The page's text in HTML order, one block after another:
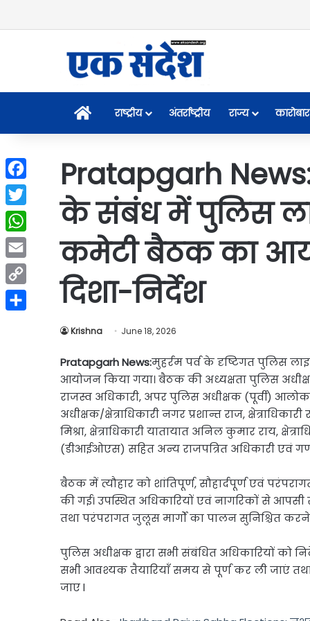
Homeराष्ट्रीय अंतर्राष्ट्रीय राज्य कारोबार
Pratapgarh News:
के संबंध में पुलिस
कमेटी बैठक का
दिशा-निर्देश
Krishna June 18, 2026
Pratapgarh News:मुहर्रम पर्व के दृष्टिगत पुलिस
आयोजन किया गया। बैठक की अध्यक्षता पुलिस
राजस्व अधिकारी, अपर पुलिस अधीक्षक (पूर्वी)
अधीक्षक/क्षेत्राधिकारी नगर प्रशान्त राज,
मिश्रा, क्षेत्राधिकारी यातायात अनिल कुमार राय,
(डीआईओएस) सहित अन्य राजपत्रित अधिकारी एवं
बैठक में त्यौहार को शांतिपूर्ण, सौहार्दपूर्ण एवं
की गई। उपस्थित अधिकारियों एवं नागरिकों से
तथा परंपरागत जुलूस मार्गों का पालन सुनिश्चित
पुलिस अधीक्षक द्वारा सभी संबंधित अधिकारियों को
सभी आवश्यक तैयारियाँ समय से पूर्ण कर ली जाएं तथा
जाए l
Facebook
Twitter
WhatsApp
Email
Copy
Link